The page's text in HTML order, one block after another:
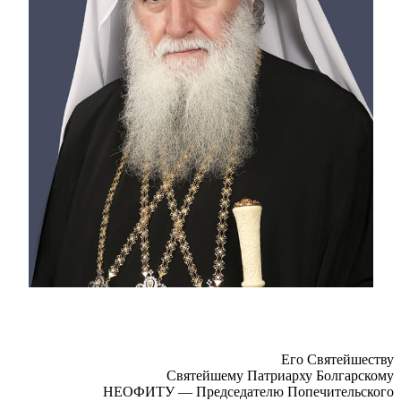
Его Святейшеству
Святейшему Патриарху Болгарскому
НЕОФИТУ — Председателю Попечительского